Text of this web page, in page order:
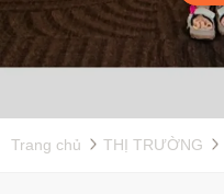
Trang chủ THỊ TRƯỜNG